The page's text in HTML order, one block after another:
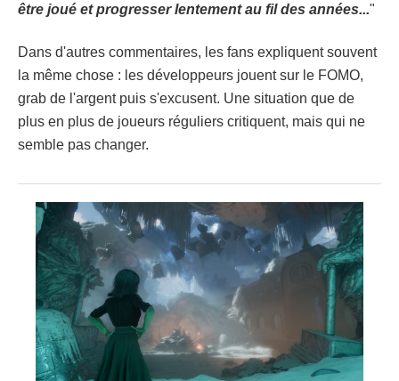
être joué et progresser lentement au fil des années..."
Dans d'autres commentaires, les fans expliquent souvent
la même chose : les développeurs jouent sur le FOMO,
grab de l'argent puis s'excusent. Une situation que de
plus en plus de joueurs réguliers critiquent, mais qui ne
semble pas changer.